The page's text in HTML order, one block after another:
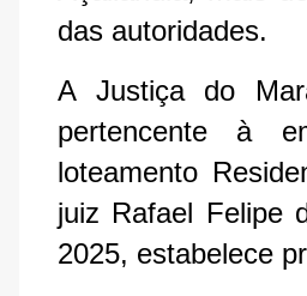
das autoridades.
A Justiça do
pertencente à
loteamento
juiz Rafael Felipe
2025, estabelece